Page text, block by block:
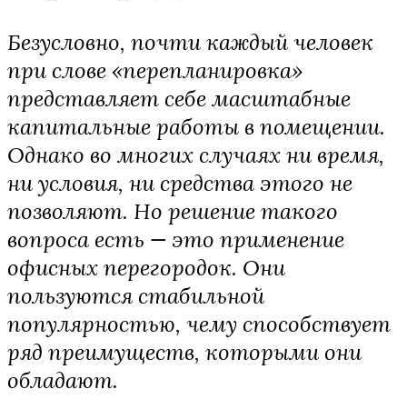
Безусловно, почти каждый человек
при слове «перепланировка»
представляет себе масштабные
капитальные работы в помещении.
Однако во многих случаях ни время,
ни условия, ни средства этого не
позволяют. Но решение такого
вопроса есть — это применение
офисных перегородок. Они
пользуются стабильной
популярностью, чему способствует
ряд преимуществ, которыми они
обладают.